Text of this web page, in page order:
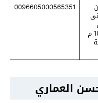
ص حتى
الساعة 4.30 م حتى 10.30 م
0096605000565351
العماري